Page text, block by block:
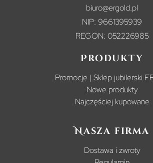
biuro@ergold.pl
NIP: 9661395939
REGON: 052226985
Produkty
Promocje | Sklep jubilerski
Nowe produkty
Najczęściej kupowane
Nasza firma
Dostawa i zwroty